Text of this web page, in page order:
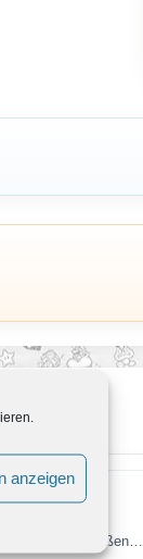
anzeigen
mit einer großen…